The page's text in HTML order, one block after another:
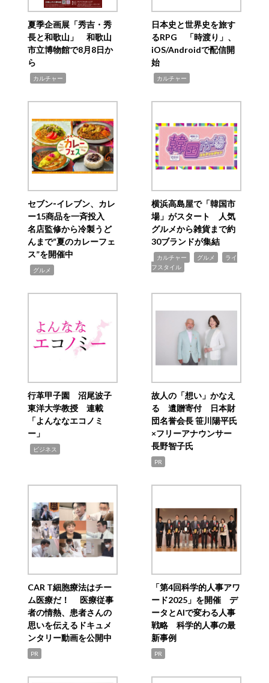
夏季企画展「秀吉・秀
長と和歌山」 和歌山
市立博物館で8月8日か
ら
カルチャー
日本史と世界史を旅す
るRPG 「時渡り」、
iOS/Androidで配信開
始
カルチャー
セブン‐イレブン、カレ
ー15商品を一斉投入
名店監修から冷製うど
んまで“夏のカレーフェ
ス”を開催中
グルメ
横浜高島屋で「韓国市
場」がスタート 人気
グルメから雑貨まで約
30ブランドが集結
カルチャー グルメ
ライ
フスタイル
行革甲子園 沼尾波子
東洋大学教授 連載
「よんななエコノミ
ー」
ビジネス
故人の「想い」かなえ
る 遺贈寄付 日本財
団名誉会長 笹川陽平氏
×フリーアナウンサー
長野智子氏
PR
CAR T細胞療法はチー
ム医療だ！ 医療従事
者の情熱、患者さんの
思いを伝えるドキュメ
ンタリー動画を公開中
PR
「第4回科学的人事アワ
ード2025」を開催 デ
ータとAIで変わる人事
戦略 科学的人事の最
新事例
PR